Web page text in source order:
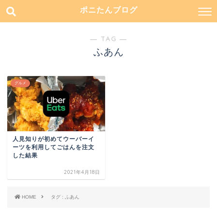
ポニたんブログ
― TAG ―
ふあん
グルメ
人見知りが初めてウーバーイ
ーツを利用してごはんを注文
した結果
2021年4月18日
HOME タグ : ふあん